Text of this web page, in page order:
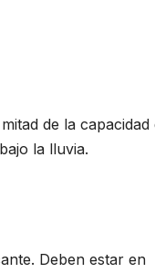
de la capacidad
la lluvia.
Deben estar en